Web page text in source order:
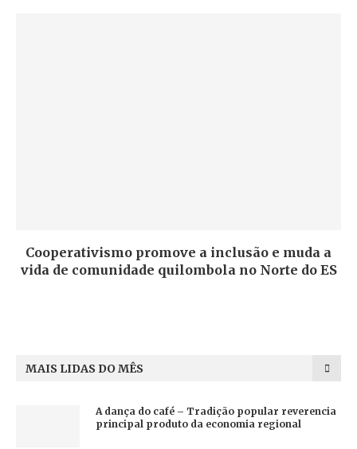
Cooperativismo promove a inclusão e muda a
vida de comunidade quilombola no Norte do ES
MAIS LIDAS DO MÊS
A dança do café – Tradição popular reverencia
principal produto da economia regional